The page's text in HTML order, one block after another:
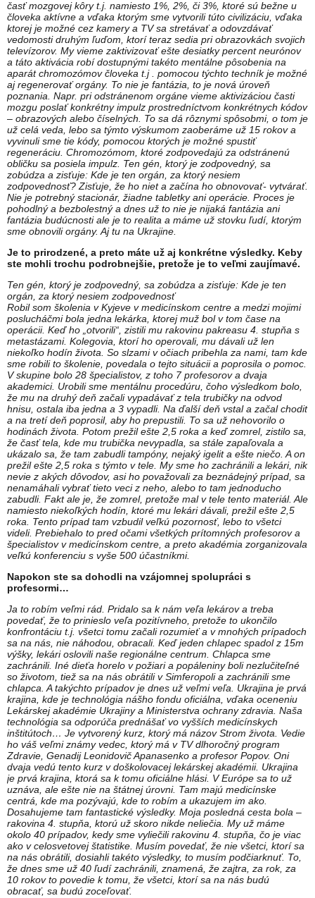
časť mozgovej kôry t.j. namiesto 1%, 2%, či 3%, ktoré sú bežne u
človeka aktívne a vďaka ktorým sme vytvorili túto civilizáciu, vďaka
ktorej je možné cez kamery a TV sa stretávať a odovzdávať
vedomosti druhým ľuďom, ktorí teraz sedia pri obrazovkách svojich
televízorov. My vieme zaktivizovať ešte desiatky percent neurónov
a táto aktivácia robí dostupnými takéto mentálne pôsobenia na
aparát chromozómov človeka t.j . pomocou týchto techník je možné
aj regenerovať orgány. To nie je fantázia, to je nová úroveň
poznania. Napr. pri odstránenom orgáne vieme aktivizáciou časti
mozgu poslať konkrétny impulz prostredníctvom konkrétnych kódov
– obrazových alebo číselných. To sa dá rôznymi spôsobmi, o tom je
už celá veda, lebo sa týmto výskumom zaoberáme už 15 rokov a
vyvinuli sme tie kódy, pomocou ktorých je možné spustiť
regeneráciu. Chromozómom, ktoré zodpovedajú za odstránenú
obličku sa posiela impulz. Ten gén, ktorý je zodpovedný, sa
zobúdza a zisťuje: Kde je ten orgán, za ktorý nesiem
zodpovednosť? Zisťuje, že ho niet a začína ho obnovovať- vytvárať.
Nie je potrebný stacionár, žiadne tabletky ani operácie. Proces je
pohodlný a bezbolestný a dnes už to nie je nijaká fantázia ani
fantázia budúcnosti ale je to realita a máme už stovku ľudí, ktorým
sme obnovili orgány. Aj tu na Ukrajine.
Je to prirodzené, a preto máte už aj konkrétne výsledky. Keby
ste mohli trochu podrobnejšie, pretože je to veľmi zaujímavé.
Ten gén, ktorý je zodpovedný, sa zobúdza a zisťuje: Kde je ten
orgán, za ktorý nesiem zodpovednosť
Robil som školenia v Kyjeve v medicínskom centre a medzi mojimi
poslucháčmi bola jedna lekárka, ktorej muž bol v tom čase na
operácii. Keď ho „otvorili“, zistili mu rakovinu pakreasu 4. stupňa s
metastázami. Kolegovia, ktorí ho operovali, mu dávali už len
niekoľko hodín života. So slzami v očiach pribehla za nami, tam kde
sme robili to školenie, povedala o tejto situácii a poprosila o pomoc.
V skupine bolo 28 špecialistov, z toho 7 profesorov a dvaja
akademici. Urobili sme mentálnu procedúru, čoho výsledkom bolo,
že mu na druhý deň začali vypadávať z tela trubičky na odvod
hnisu, ostala iba jedna a 3 vypadli. Na ďalší deň vstal a začal chodiť
a na tretí deň poprosil, aby ho prepustili. To sa už nehovorilo o
hodinách života. Potom prežil ešte 2,5 roka a keď zomrel, zistilo sa,
že časť tela, kde mu trubička nevypadla, sa stále zapaľovala a
ukázalo sa, že tam zabudli tampóny, nejaký igelit a ešte niečo. A on
prežil ešte 2,5 roka s týmto v tele. My sme ho zachránili a lekári, nik
nevie z akých dôvodov, asi ho považovali za beznádejný prípad, sa
nenamáhali vybrať tieto veci z neho, alebo to tam jednoducho
zabudli. Fakt ale je, že zomrel, pretože mal v tele tento materiál. Ale
namiesto niekoľkých hodín, ktoré mu lekári dávali, prežil ešte 2,5
roka. Tento prípad tam vzbudil veľkú pozornosť, lebo to všetci
videli. Prebiehalo to pred očami všetkých prítomných profesorov a
špecialistov v medicínskom centre, a preto akadémia zorganizovala
veľkú konferenciu s vyše 500 účastníkmi.
Napokon ste sa dohodli na vzájomnej spolupráci s
profesormi…
Ja to robím veľmi rád. Pridalo sa k nám veľa lekárov a treba
povedať, že to prinieslo veľa pozitívneho, pretože to ukončilo
konfrontáciu t.j. všetci tomu začali rozumieť a v mnohých prípadoch
sa na nás, nie náhodou, obracali. Keď jeden chlapec spadol z 15m
výšky, lekári oslovili naše regionálne centrum. Chlapca sme
zachránili. Iné dieťa horelo v požiari a popáleniny boli nezlučiteľné
so životom, tiež sa na nás obrátili v Simferopoli a zachránili sme
chlapca. A takýchto prípadov je dnes už veľmi veľa. Ukrajina je prvá
krajina, kde je technológia nášho fondu oficiálna, vďaka oceneniu
Lekárskej akadémie Ukrajiny a Ministerstva ochrany zdravia. Naša
technológia sa odporúča prednášať vo vyšších medicínskych
inštitútoch… Je vytvorený kurz, ktorý má názov Strom života. Vedie
ho váš veľmi známy vedec, ktorý má v TV dlhoročný program
Zdravie, Genadij Leonidovič Apanasenko a profesor Popov. Oni
dvaja vedú tento kurz v doškolovacej lekárskej akadémii. Ukrajina
je prvá krajina, ktorá sa k tomu oficiálne hlási. V Európe sa to už
uznáva, ale ešte nie na štátnej úrovni. Tam majú medicínske
centrá, kde ma pozývajú, kde to robím a ukazujem im ako.
Dosahujeme tam fantastické výsledky. Moja posledná cesta bola –
rakovina 4. stupňa, ktorú už skoro nikde neliečia. My už máme
okolo 40 prípadov, kedy sme vyliečili rakovinu 4. stupňa, čo je viac
ako v celosvetovej štatistike. Musím povedať, že nie všetci, ktorí sa
na nás obrátili, dosiahli takéto výsledky, to musím podčiarknuť. To,
že dnes sme už 40 ľudí zachránili, znamená, že zajtra, za rok, za
10 rokov to povedie k tomu, že všetci, ktorí sa na nás budú
obracať, sa budú zoceľovať.